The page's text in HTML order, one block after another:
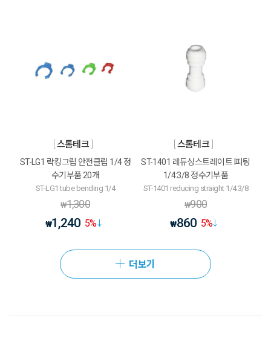
스톰테크
ST-LG1 락킹그립 안전클립 1/4 정
수기부품 20개
ST-LG1 tube bending 1/4
₩1,300
₩1,240 5%
스톰테크
ST-1401 레듀싱스트레이트 I피팅
1/4:3/8 정수기부품
ST-1401 reducing straight 1/4:3/8
₩900
₩860 5%
더보기